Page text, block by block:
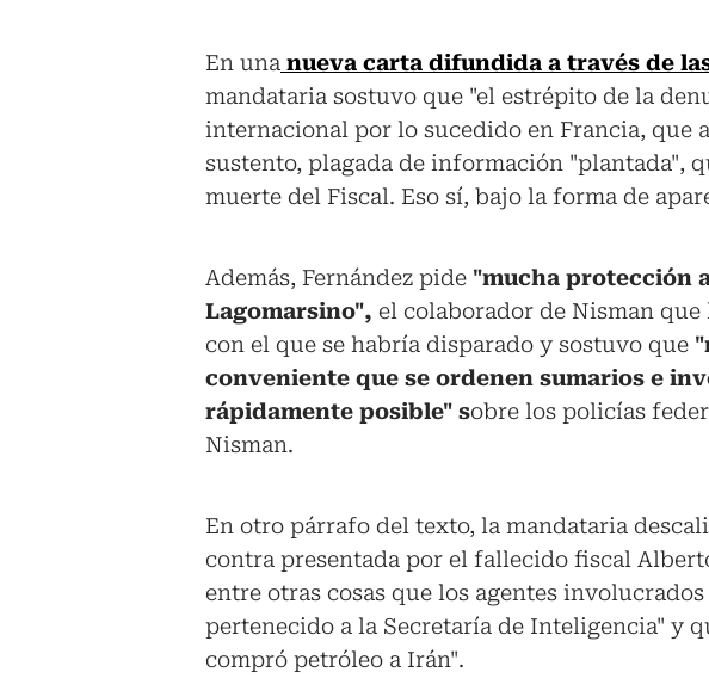
En una nueva carta difundida a través de
mandataria sostuvo que "el estrépito de la
internacional por lo sucedido en Francia, que
sustento, plagada de información "plantada",
muerte del Fiscal. Eso sí, bajo la forma de
Además, Fernández pide "mucha protección
Lagomarsino", el colaborador de Nisman
con el que se habría disparado y sostuvo que
conveniente que se ordenen sumarios e
rápidamente posible" sobre los policías
Nisman.
En otro párrafo del texto, la mandataria
contra presentada por el fallecido fiscal
entre otras cosas que los agentes
pertenecido a la Secretaría de Inteligencia" y
compró petróleo a Irán".